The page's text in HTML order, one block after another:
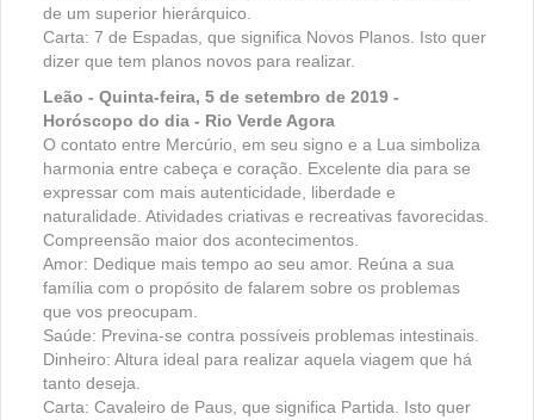
de um superior hierárquico.
Carta: 7 de Espadas, que significa Novos Planos. Isto quer
dizer que tem planos novos para realizar.
Leão - Quinta-feira, 5 de setembro de 2019 -
Horóscopo do dia - Rio Verde Agora
O contato entre Mercúrio, em seu signo e a Lua simboliza
harmonia entre cabeça e coração. Excelente dia para se
expressar com mais autenticidade, liberdade e
naturalidade. Atividades criativas e recreativas favorecidas.
Compreensão maior dos acontecimentos.
Amor: Dedique mais tempo ao seu amor. Reúna a sua
família com o propósito de falarem sobre os problemas
que vos preocupam.
Saúde: Previna-se contra possíveis problemas intestinais.
Dinheiro: Altura ideal para realizar aquela viagem que há
tanto deseja.
Carta: Cavaleiro de Paus, que significa Partida. Isto quer